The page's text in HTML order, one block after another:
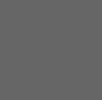
nadal się
życia?